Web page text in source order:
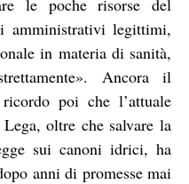
le poche risorse del
amministrativi legittimi,
in materia di sanità,
Ancora il
poi che l’attuale
oltre che salvare la
sui canoni idrici, ha
anni di promesse mai